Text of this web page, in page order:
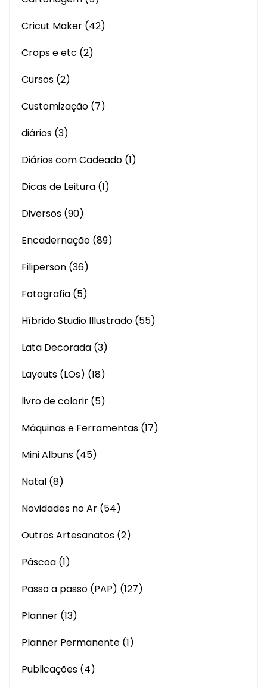
Cricut Maker (42)
Crops e etc (2)
Cursos (2)
Customização (7)
diários (3)
Diários com Cadeado (1)
Dicas de Leitura (1)
Diversos (90)
Encadernação (89)
Filiperson (36)
Fotografia (5)
Híbrido Studio Illustrado (55)
Lata Decorada (3)
Layouts (LOs) (18)
livro de colorir (5)
Máquinas e Ferramentas (17)
Mini Albuns (45)
Natal (8)
Novidades no Ar (54)
Outros Artesanatos (2)
Páscoa (1)
Passo a passo (PAP) (127)
Planner (13)
Planner Permanente (1)
Publicações (4)